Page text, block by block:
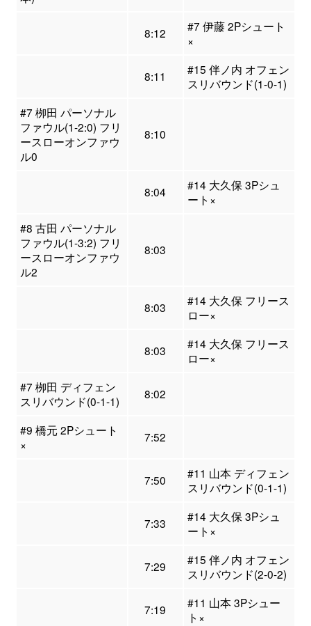
8:12
#7 伊藤 2Pシュート
×
8:11
#15 伴ノ内 オフェン
スリバウンド(1-0-1)
#7 栁田 パーソナル
ファウル(1-2:0) フリ
ースローオンファウ
ル0
8:10
8:04
#14 大久保 3Pシュ
ート×
#8 古田 パーソナル
ファウル(1-3:2) フリ
ースローオンファウ
ル2
8:03
8:03
#14 大久保 フリース
ロー×
8:03
#14 大久保 フリース
ロー×
#7 栁田 ディフェン
スリバウンド(0-1-1)
8:02
#9 橋元 2Pシュート
×
7:52
7:50
#11 山本 ディフェン
スリバウンド(0-1-1)
7:33
#14 大久保 3Pシュ
ート×
7:29
#15 伴ノ内 オフェン
スリバウンド(2-0-2)
7:19
#11 山本 3Pシュー
ト×